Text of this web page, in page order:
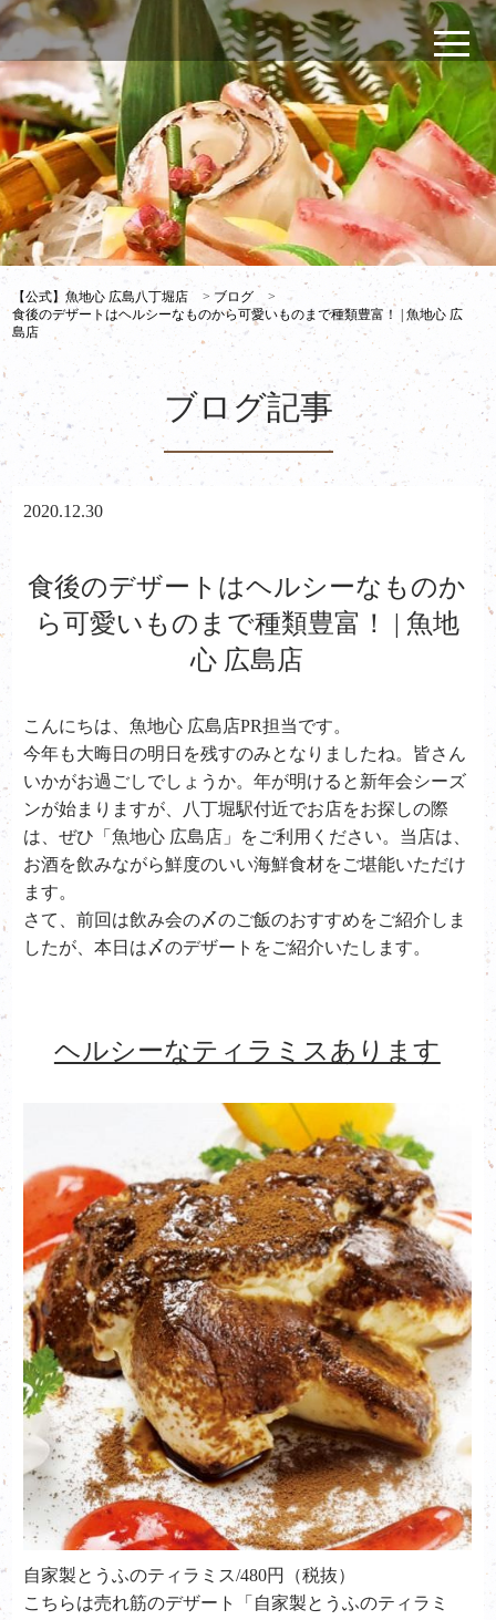
【公式】魚地心 広島八丁堀店 > ブログ
>
食後のデザートはヘルシーなものから可愛いものまで種類豊富！ | 魚地心 広
島店
ブログ記事
2020.12.30
食後のデザートはヘルシーなものか
ら可愛いものまで種類豊富！ | 魚地
心 広島店
こんにちは、魚地心 広島店PR担当です。
今年も大晦日の明日を残すのみとなりましたね。皆さん
いかがお過ごしでしょうか。年が明けると新年会シーズ
ンが始まりますが、八丁堀駅付近でお店をお探しの際
は、ぜひ「魚地心 広島店」をご利用ください。当店は、
お酒を飲みながら鮮度のいい海鮮食材をご堪能いただけ
ます。
さて、前回は飲み会の〆のご飯のおすすめをご紹介しま
したが、本日は〆のデザートをご紹介いたします。
ヘルシーなティラミスあります
自家製とうふのティラミス/480円（税抜）
こちらは売れ筋のデザート「自家製とうふのティラミ